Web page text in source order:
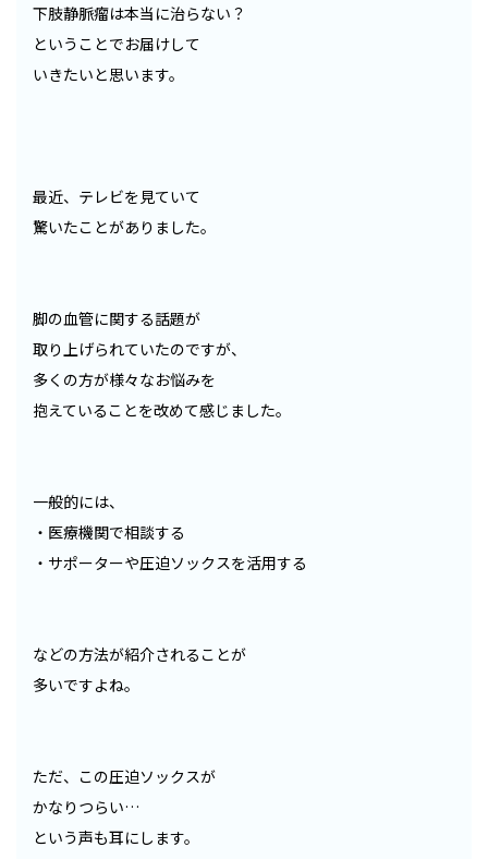
下肢静脈瘤は本当に治らない？
ということでお届けして
いきたいと思います。
最近、テレビを見ていて
驚いたことがありました。
脚の血管に関する話題が
取り上げられていたのですが、
多くの方が様々なお悩みを
抱えていることを改めて感じました。
一般的には、
・医療機関で相談する
・サポーターや圧迫ソックスを活用する
などの方法が紹介されることが
多いですよね。
ただ、この圧迫ソックスが
かなりつらい…
という声も耳にします。